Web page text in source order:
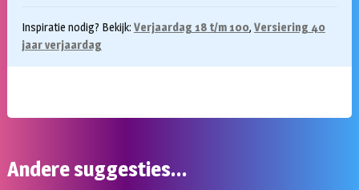
Inspiratie nodig? Bekijk: Verjaardag 18 t/m 100, Versiering 40
jaar verjaardag
Andere suggesties…